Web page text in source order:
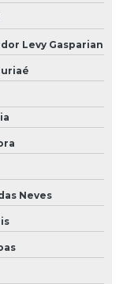
Levy Gasparian
Neves